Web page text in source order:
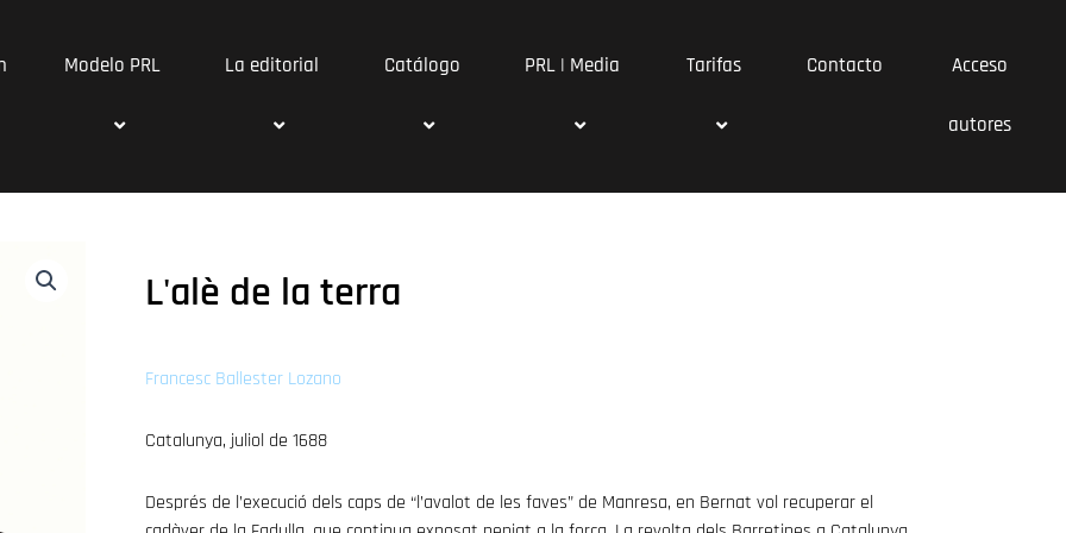
Modelo PRL La editorial Catálogo PRL | Media Tarifas Contacto Acceso
autores
L'alè de la terra
Francesc Ballester Lozano
Catalunya, juliol de 1688
Després de l’execució dels caps de “l’avalot de les faves” de Manresa, en Bernat vol recuperar el